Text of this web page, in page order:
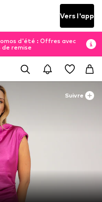
Vers l'app
d'été : Offres avec
remise
Suivre